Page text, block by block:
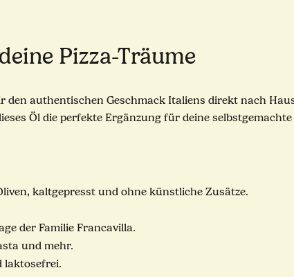
Pizza-Träume
den authentischen Geschmack Italiens direkt nach
Öl die perfekte Ergänzung für deine selbstgemachte
kaltgepresst und ohne künstliche Zusätze.
der Familie Francavilla.
und mehr.
laktosefrei.